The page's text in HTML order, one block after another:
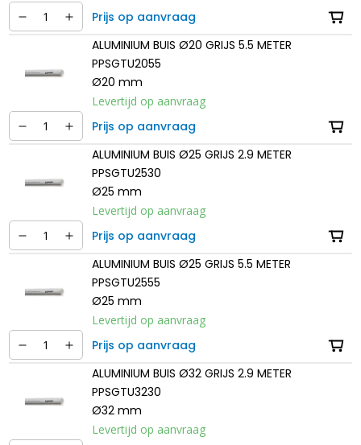
Prijs op aanvraag
ALUMINIUM BUIS Ø20 GRIJS 5.5 METER
PPSGTU2055
Ø20 mm
Levertijd op aanvraag
Prijs op aanvraag
ALUMINIUM BUIS Ø25 GRIJS 2.9 METER
PPSGTU2530
Ø25 mm
Levertijd op aanvraag
Prijs op aanvraag
ALUMINIUM BUIS Ø25 GRIJS 5.5 METER
PPSGTU2555
Ø25 mm
Levertijd op aanvraag
Prijs op aanvraag
ALUMINIUM BUIS Ø32 GRIJS 2.9 METER
PPSGTU3230
Ø32 mm
Levertijd op aanvraag